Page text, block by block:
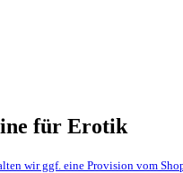
für Erotik
wir ggf. eine Provision vom